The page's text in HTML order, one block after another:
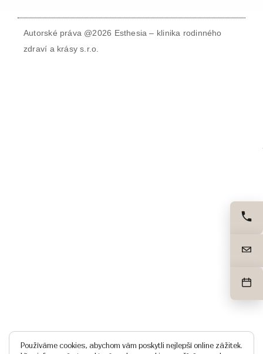
Autorské práva @2026 Esthesia – klinika rodinného
zdraví a krásy s.r.o.
Používáme cookies, abychom vám poskytli nejlepší online zážitek.